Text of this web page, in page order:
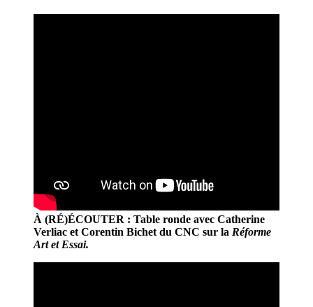
À (RÉ)ÉCOUTER : Table ronde avec Catherine
Verliac et Corentin Bichet du CNC sur la Réforme
Art et Essai.